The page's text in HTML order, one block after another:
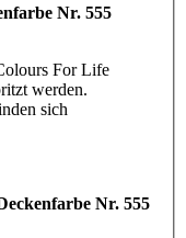
Nr. 555
For Life
werden.
sich
Nr. 555